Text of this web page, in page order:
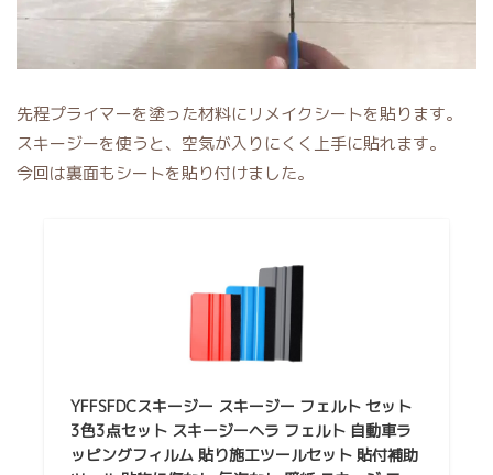
先程プライマーを塗った材料にリメイクシートを貼ります。
スキージーを使うと、空気が入りにくく上手に貼れます。
今回は裏面もシートを貼り付けました。
YFFSFDCスキージー スキージー フェルト セット
3色3点セット スキージーヘラ フェルト 自動車ラ
ッピングフィルム 貼り施工ツールセット 貼付補助